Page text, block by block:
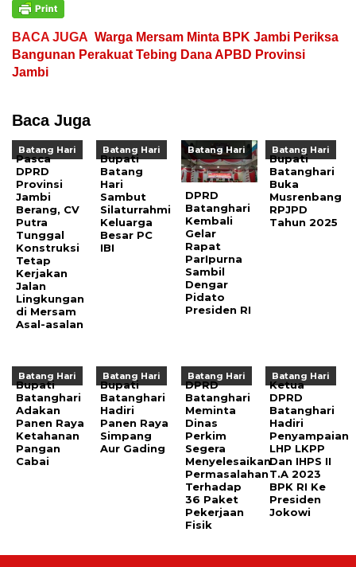
BACA JUGA Warga Mersam Minta BPK Jambi Periksa
Bangunan Perakuat Tebing Dana APBD Provinsi
Jambi
Baca Juga
Batang Hari
Pasca
DPRD
Provinsi
Jambi
Berang, CV
Putra
Tunggal
Konstruksi
Tetap
Kerjakan
Jalan
Lingkungan
di Mersam
Asal-asalan
Batang Hari
Bupati
Batang
Hari
Sambut
Silaturrahmi
Keluarga
Besar PC
IBI
Batang Hari
DPRD
Batanghari
Kembali
Gelar
Rapat
ParIpurna
Sambil
Dengar
Pidato
Presiden RI
Batang Hari
Bupati
Batanghari
Buka
Musrenbang
RPJPD
Tahun 2025
Batang Hari
Bupati
Batanghari
Adakan
Panen Raya
Ketahanan
Pangan
Cabai
Batang Hari
Bupati
Batanghari
Hadiri
Panen Raya
Simpang
Aur Gading
Batang Hari
DPRD
Batanghari
Meminta
Dinas
Perkim
Segera
Menyelesaikan
Permasalahan
Terhadap
36 Paket
Pekerjaan
Fisik
Batang Hari
Ketua
DPRD
Batanghari
Hadiri
Penyampaian
LHP LKPP
Dan IHPS II
T.A 2023
BPK RI Ke
Presiden
Jokowi